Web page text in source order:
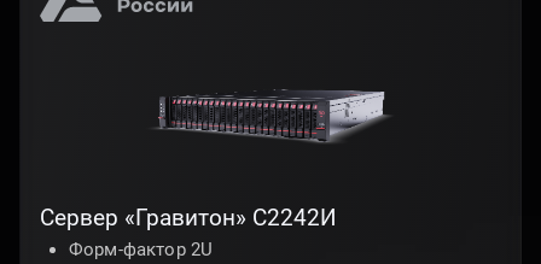
Сервер «Гравитон» С2242И
Форм-фактор 2U